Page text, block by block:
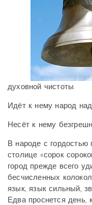
духовной чистоты.
Идёт к нему народ
Несёт к нему
В народе с гордостью
столице «сорок
город прежде всего
бесчисленных
язык, язык сильный,
Едва проснется день,